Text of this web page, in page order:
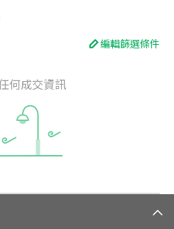
編輯篩選條件
何成交資訊